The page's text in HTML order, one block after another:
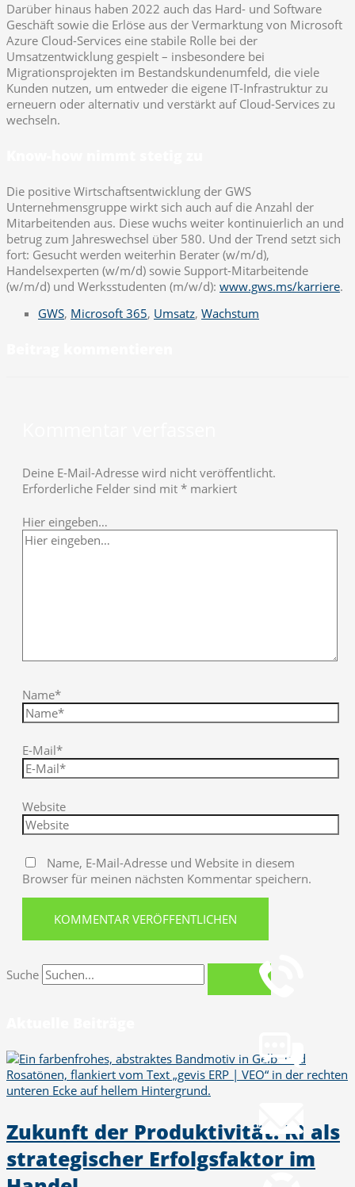
Mail
Fernwartung
pcvisit Download
Darüber hinaus haben 2022 auch das Hard- und Software
Geschäft sowie die Erlöse aus der Vermarktung von Microsoft
Azure Cloud-Services eine stabile Rolle bei der
Umsatzentwicklung gespielt – insbesondere bei
Migrationsprojekten im Bestandskundenumfeld, die viele
Kunden nutzen, um entweder die eigene IT-Infrastruktur zu
erneuern oder alternativ und verstärkt auf Cloud-Services zu
wechseln.
Die positive Wirtschaftsentwicklung der GWS
Unternehmensgruppe wirkt sich auch auf die Anzahl der
Mitarbeitenden aus. Diese wuchs weiter kontinuierlich an und
betrug zum Jahreswechsel über 580. Und der Trend setzt sich
fort: Gesucht werden weiterhin Berater (w/m/d),
Handelsexperten (w/m/d) sowie Support-Mitarbeitende
(w/m/d) und Werksstudenten (m/w/d): www.gws.ms/karriere.
GWS, Microsoft 365, Umsatz, Wachstum
Deine E-Mail-Adresse wird nicht veröffentlicht.
Erforderliche Felder sind mit * markiert
Hier eingeben…
Name*
E-Mail*
Website
Name, E-Mail-Adresse und Website in diesem
Browser für meinen nächsten Kommentar speichern.
Suche
Zukunft der Produktivität: KI als
strategischer Erfolgsfaktor im